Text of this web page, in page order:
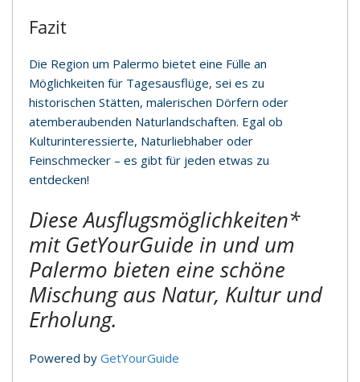
Fazit
Die Region um Palermo bietet eine Fülle an
Möglichkeiten für Tagesausflüge, sei es zu
historischen Stätten, malerischen Dörfern oder
atemberaubenden Naturlandschaften. Egal ob
Kulturinteressierte, Naturliebhaber oder
Feinschmecker – es gibt für jeden etwas zu
entdecken!
Diese Ausflugsmöglichkeiten*
mit GetYourGuide in und um
Palermo bieten eine schöne
Mischung aus Natur, Kultur und
Erholung.
Powered by GetYourGuide